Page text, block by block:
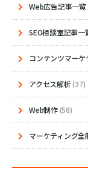
Web広告記事一覧
SEO相談室記事一
コンテンツマー
アクセス解析(37)
Web制作(58)
マーケティング全